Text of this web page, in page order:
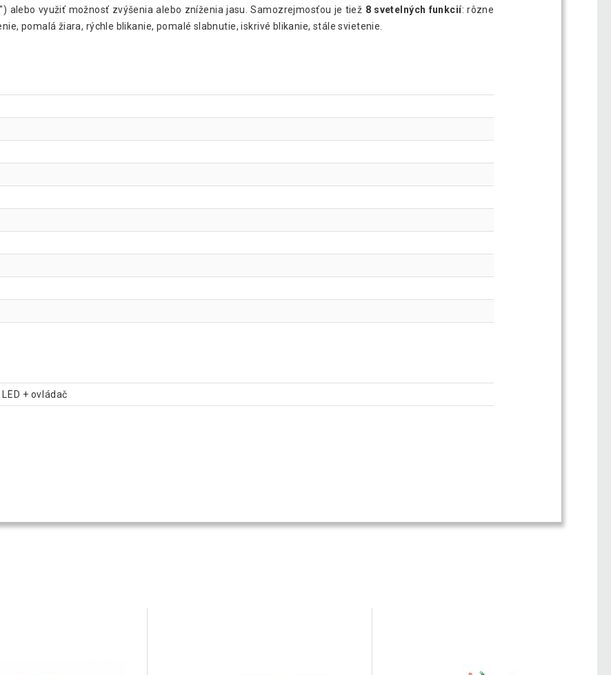
alebo využiť možnosť zvýšenia alebo zníženia jasu. Samozrejmosťou je tiež 8 svetelných funkcií: rôzne
pomalá žiara, rýchle blikanie, pomalé slabnutie, iskrivé blikanie, stále svietenie.
+ ovládač